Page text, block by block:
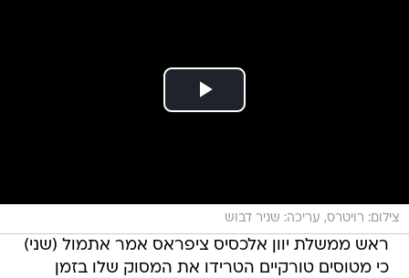
צילום: רויטרס, עריכה: שניר דבוש
ראש ממשלת יוון אלכסיס ציפראס אמר אתמול (שני)
כי מטוסים טורקיים הטרידו את המסוק שלו בזמן